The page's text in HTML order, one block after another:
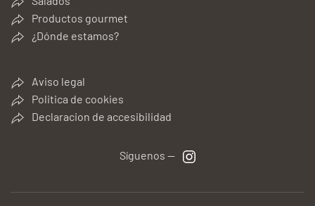
Productos gourmet
¿Dónde estamos?
Aviso legal
Politica de cookies
Declaracion de accesibilidad
Síguenos —